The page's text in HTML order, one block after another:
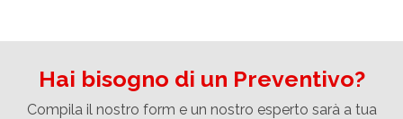
Hai bisogno di un Preventivo?
Compila il nostro form e un nostro esperto sarà a tua